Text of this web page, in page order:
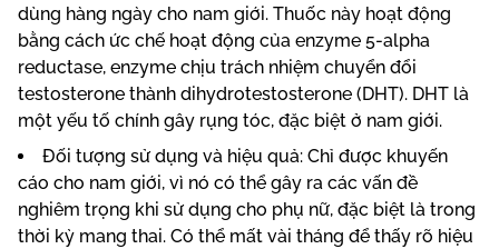
dùng hàng ngày cho nam giới. Thuốc này hoạt động
bằng cách ức chế hoạt động của enzyme 5-alpha
reductase, enzyme chịu trách nhiệm chuyển đổi
testosterone thành dihydrotestosterone (DHT). DHT là
một yếu tố chính gây rụng tóc, đặc biệt ở nam giới.
Đối tượng sử dụng và hiệu quả: Chỉ được khuyến
cáo cho nam giới, vì nó có thể gây ra các vấn đề
nghiêm trọng khi sử dụng cho phụ nữ, đặc biệt là trong
thời kỳ mang thai. Có thể mất vài tháng để thấy rõ hiệu